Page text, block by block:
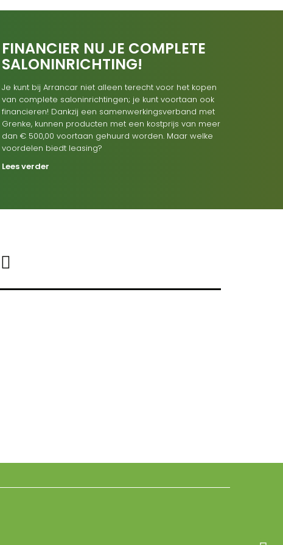
FINANCIER NU JE COMPLETE
SALONINRICHTING!
Je kunt bij Arrancar niet alleen terecht voor het kopen
van complete saloninrichtingen; je kunt voortaan ook
financieren! Dankzij een samenwerkingsverband met
Grenke, kunnen producten met een kostprijs van meer
dan € 500,00 voortaan gehuurd worden. Maar welke
voordelen biedt leasing?
Lees verder